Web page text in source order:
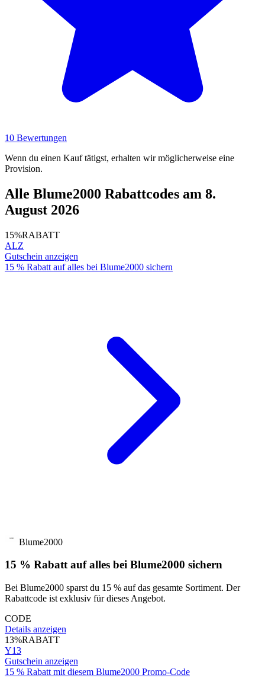
10 Bewertungen
Wenn du einen Kauf tätigst, erhalten wir möglicherweise eine
Provision.
Alle Blume2000 Rabattcodes am 8.
August 2026
15%RABATT
ALZ
Gutschein anzeigen
15 % Rabatt auf alles bei Blume2000 sichern
Blume2000
15 % Rabatt auf alles bei Blume2000 sichern
Bei Blume2000 sparst du 15 % auf das gesamte Sortiment. Der
Rabattcode ist exklusiv für dieses Angebot.
CODE
Details anzeigen
13%RABATT
Y13
Gutschein anzeigen
15 % Rabatt mit diesem Blume2000 Promo-Code